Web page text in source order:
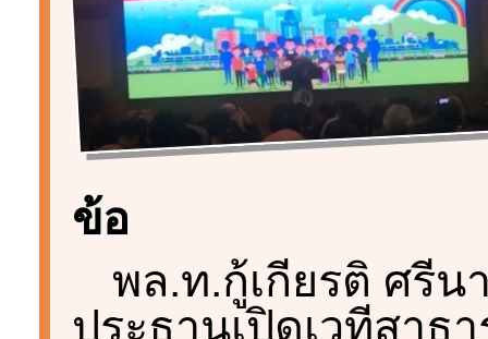
ข้อ
พล.ท.กู้เกียรติ ศรี
ประธานเปิดเวทีสาธ